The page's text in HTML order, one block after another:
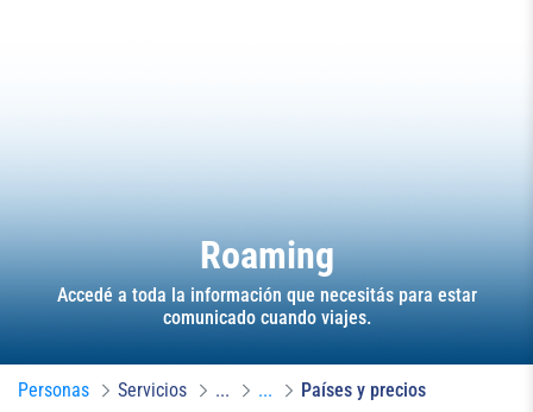
Roaming
Accedé a toda la información que necesitás para estar
comunicado cuando viajes.
Personas Servicios ... ... Países y precios